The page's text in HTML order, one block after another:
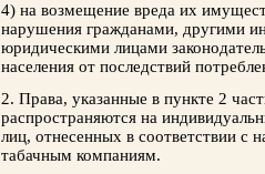
4) на возмещение вреда их
нарушения гражданами, другими
юридическими лицами
населения от последствий
2. Права, указанные в пункте 2
распространяются на
лиц, отнесенных в соответствии
табачным компаниям.